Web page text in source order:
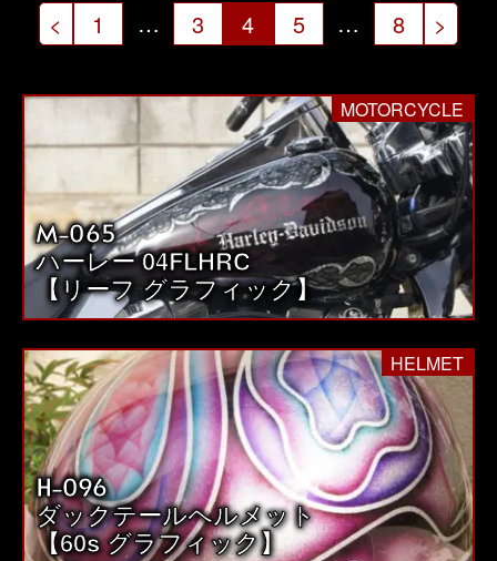
投
稿
の
ジ
送
り
< 1 … 3 4 5 … 8 >
MOTORCYCLE
M-065
ハーレー 04FLHRC
【リーフ グラフィック】
HELMET
H-096
ダックテールヘルメット
【60s グラフィック】